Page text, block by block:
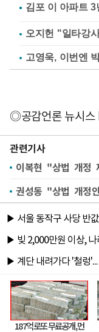
오지헌 "일타강
고영욱, 이번엔
◎공감언론 뉴시스
관련기사